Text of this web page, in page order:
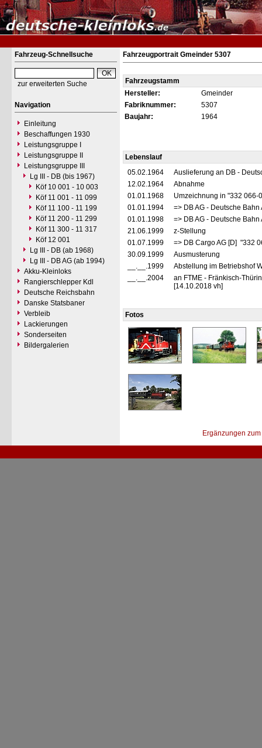
Fahrzeug-Schnellsuche
zur erweiterten Suche
Navigation
Einleitung
Beschaffungen 1930
Leistungsgruppe I
Leistungsgruppe II
Leistungsgruppe III
Lg III - DB (bis 1967)
Köf 10 001 - 10 003
Köf 11 001 - 11 099
Köf 11 100 - 11 199
Köf 11 200 - 11 299
Köf 11 300 - 11 317
Köf 12 001
Lg III - DB (ab 1968)
Lg III - DB AG (ab 1994)
Akku-Kleinloks
Rangierschlepper Kdl
Deutsche Reichsbahn
Danske Statsbaner
Verbleib
Lackierungen
Sonderseiten
Bildergalerien
Fahrzeugportrait Gmeinder 5307
Fahrzeugstamm
Hersteller:
Gmeinder
Fabriknummer:
5307
Baujahr:
1964
Lebenslauf
05.02.1964
Auslieferung an DB -
12.02.1964
Abnahme
01.01.1968
Umzeichnung in "332 066-
01.01.1994
=> DB AG - Deutsche
01.01.1998
=> DB AG - Deutsche
21.06.1999
z-Stellung
01.07.1999
=> DB Cargo AG [D] "332
30.09.1999
Ausmusterung
__.__.1999
Abstellung im Betriebshof
__.__.2004
an FTME - Fränkisch-
[14.10.2018 vh]
Fotos
Ergänzungen